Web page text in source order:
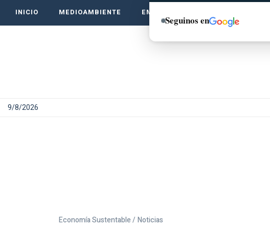
INICIO MEDIOAMBIENTE EMPRENDE VERDE
9/8/2026
Economía Sustentable / Noticias
Seguinos en